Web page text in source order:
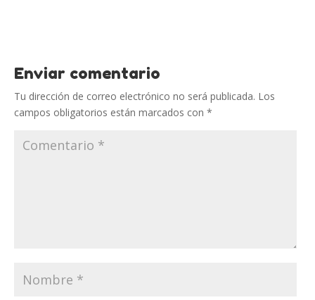
Enviar comentario
Tu dirección de correo electrónico no será publicada. Los
campos obligatorios están marcados con *